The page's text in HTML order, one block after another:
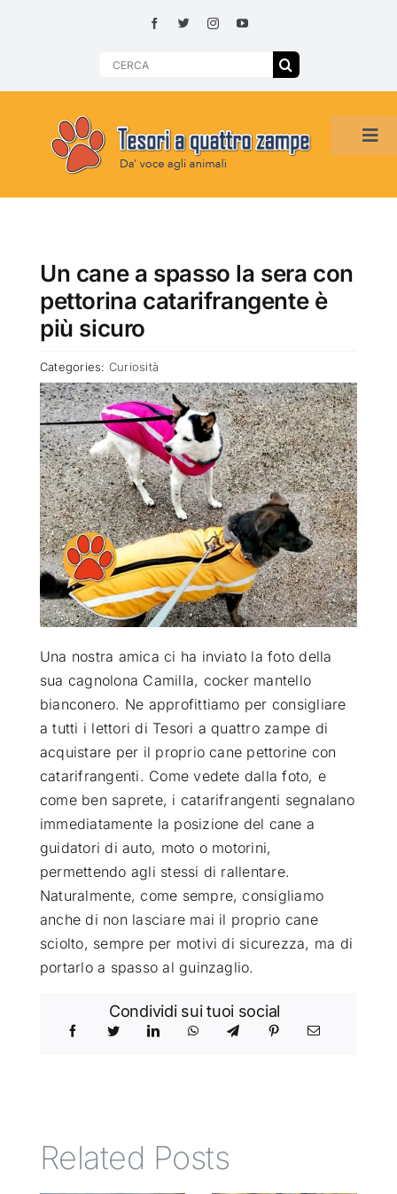
Search
HOME
SMARRITI O DA ADOTTARE
ADOTTATI O RITROVATI
ATTUALITÀ
VIDEO
CHI SIAMO
RUBRICHE
Un cane a spasso la sera con
pettorina catarifrangente è
più sicuro
Categories: Curiosità
Una nostra amica ci ha inviato la foto della
sua cagnolona Camilla, cocker mantello
bianconero. Ne approfittiamo per consigliare
a tutti i lettori di Tesori a quattro zampe di
acquistare per il proprio cane pettorine con
catarifrangenti. Come vedete dalla foto, e
come ben saprete, i catarifrangenti segnalano
immediatamente la posizione del cane a
guidatori di auto, moto o motorini,
permettendo agli stessi di rallentare.
Naturalmente, come sempre, consigliamo
anche di non lasciare mai il proprio cane
sciolto, sempre per motivi di sicurezza, ma di
portarlo a spasso al guinzaglio.
Condividi sui tuoi social
Related Posts